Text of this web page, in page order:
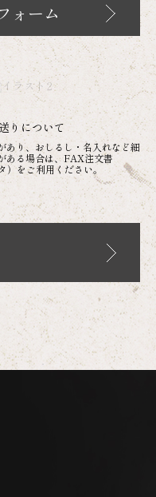
ォーム
りについて
あり、おしるし・名入れなど細
ある場合は、FAX注文書
）をご利用ください。